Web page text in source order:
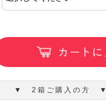
▼ 2箱ご購入の方 ▼